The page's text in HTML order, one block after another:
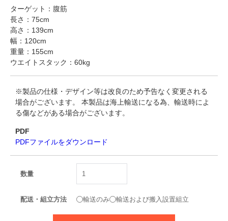
ターゲット：腹筋
長さ：75cm
高さ：139cm
幅：120cm
重量：155cm
ウエイトスタック：60kg
※製品の仕様・デザイン等は改良のため予告なく変更される
場合がございます。 本製品は海上輸送になる為、輸送時によ
る傷などがある場合がございます。
PDF
PDFファイルをダウンロード
数量
配送・組立方法 輸送のみ 輸送および搬入設置組立